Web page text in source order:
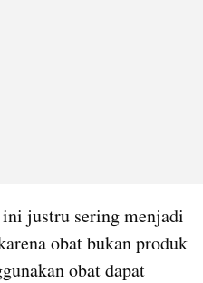
justru sering menjadi
obat bukan produk
obat dapat